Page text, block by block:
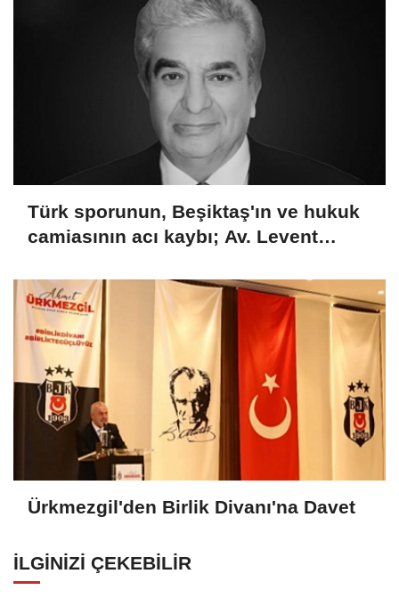
Türk sporunun, Beşiktaş'ın ve hukuk
camiasının acı kaybı; Av. Levent
Ürkmezgil'den Birlik Divanı'na Davet
İLGINIZI ÇEKEBILIR